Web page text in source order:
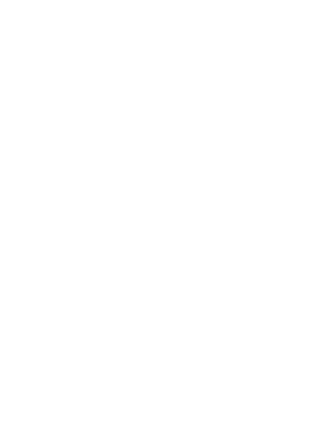
Dessa forma, para ajudar na